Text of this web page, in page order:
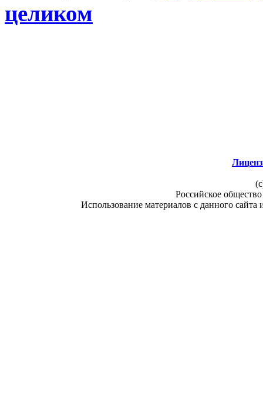
целиком
Российское
Использование материалов с данного